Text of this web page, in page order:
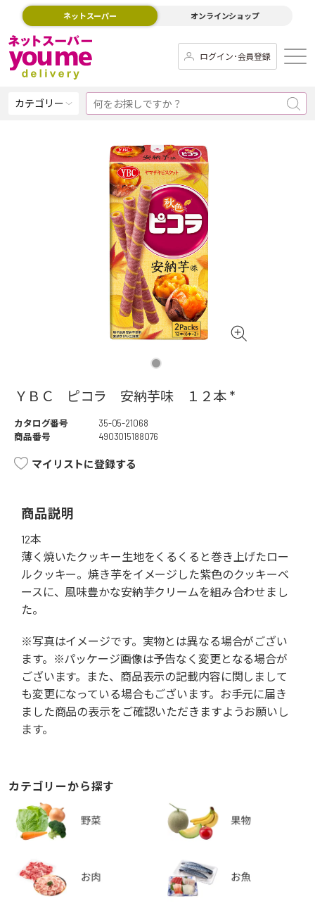
ネットスーパー オンラインショップ
ログイン･会員登録
カテゴリー
ＹＢＣ ピコラ 安納芋味 １２本 *
カタログ番号
35-05-21068
商品番号
4903015188076
マイリストに登録する
商品説明
12本
薄く焼いたクッキー生地をくるくると巻き上げたロー
ルクッキー。焼き芋をイメージした紫色のクッキーベ
ースに、風味豊かな安納芋クリームを組み合わせまし
た。
※写真はイメージです。実物とは異なる場合がござい
ます。※パッケージ画像は予告なく変更となる場合が
ございます。また、商品表示の記載内容に関しまして
も変更になっている場合もございます。お手元に届き
ました商品の表示をご確認いただきますようお願いし
ます。
カテゴリーから探す